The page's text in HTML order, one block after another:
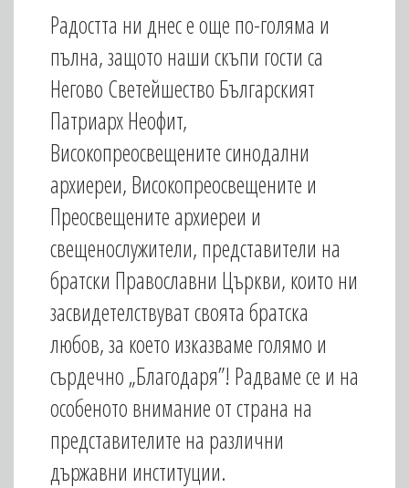
Радостта ни днес е още по-голяма и
пълна, защото наши скъпи гости са
Негово Светейшество Българският
Патриарх Неофит,
Високопреосвещените синодални
архиереи, Високопреосвещените и
Преосвещените архиереи и
свещенослужители, представители на
братски Православни Църкви, които ни
засвидетелствуват своята братска
любов, за което изказваме голямо и
сърдечно „Благодаря”! Радваме се и на
особеното внимание от страна на
представителите на различни
държавни институции.